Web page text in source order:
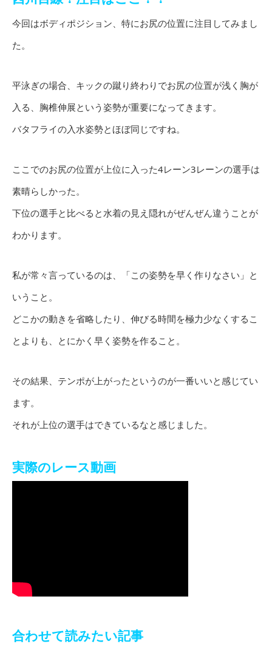
今回はボディポジション、特にお尻の位置に注目してみまし
た。
平泳ぎの場合、キックの蹴り終わりでお尻の位置が浅く胸が
入る、胸椎伸展という姿勢が重要になってきます。
バタフライの入水姿勢とほぼ同じですね。
ここでのお尻の位置が上位に入った4レーン3レーンの選手は
素晴らしかった。
下位の選手と比べると水着の見え隠れがぜんぜん違うことが
わかります。
私が常々言っているのは、「この姿勢を早く作りなさい」と
いうこと。
どこかの動きを省略したり、伸びる時間を極力少なくするこ
とよりも、とにかく早く姿勢を作ること。
その結果、テンポが上がったというのが一番いいと感じてい
ます。
それが上位の選手はできているなと感じました。
実際のレース動画
合わせて読みたい記事